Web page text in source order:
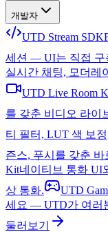
개발자
UTD Stream SDK
세션 — UI는 직접 구
실시간 채팅, 모더레
UTD Live Room
를 갖춘 비디오 라이
티 필터, LUT 색 보
즌스, 푸시를 갖춘 바
Kit네이티브 통화 UI
상 통화.
UTD
세요 — UTD가 여러
둘러보기